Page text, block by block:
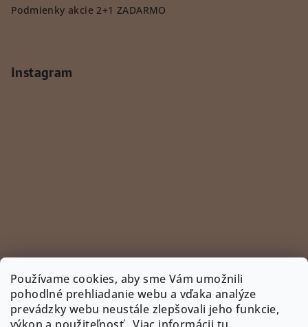
Používame cookies, aby sme Vám umožnili
pohodlné prehliadanie webu a vďaka analýze
prevádzky webu neustále zlepšovali jeho funkcie,
Podmienky akcie 2+1 ZADARMO
Instagram
Sledovať na Instagrame